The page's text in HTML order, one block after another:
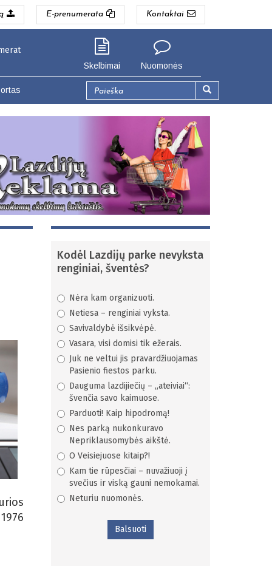
E-prenumerata Kontaktai
Seinų g. 3, Lazdijai (Lazdijų gyventojams).
Skelbimai Nuomonės
Paieškos
forma
Kodėl Lazdijų parke nevyksta
renginiai, šventės?
Nėra kam organizuoti.
Netiesa – renginiai vyksta.
Savivaldybė išsikvėpė.
Vasara, visi domisi tik ežerais.
Juk ne veltui jis pravardžiuojamas
Pasienio fiestos parku.
Dauguma lazdijiečių – „ateiviai“:
švenčia savo kaimuose.
Parduoti! Kaip hipodromą!
Nes parką nukonkuravo
Nepriklausomybės aikštė.
O Veisiejuose kitaip?!
Kam tie rūpesčiai – nuvažiuoji į
svečius ir viską gauni nemokamai.
Neturiu nuomonės.
Balsuoti